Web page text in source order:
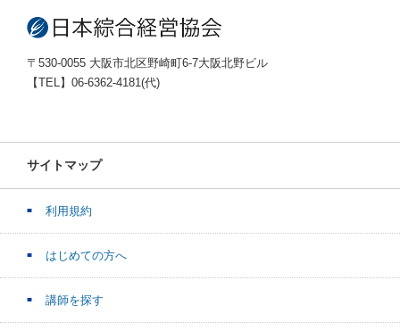
〒530-0055 大阪市北区野崎町6-7大阪北野ビル
【TEL】06-6362-4181(代)
サイトマップ
利用規約
はじめての方へ
講師を探す